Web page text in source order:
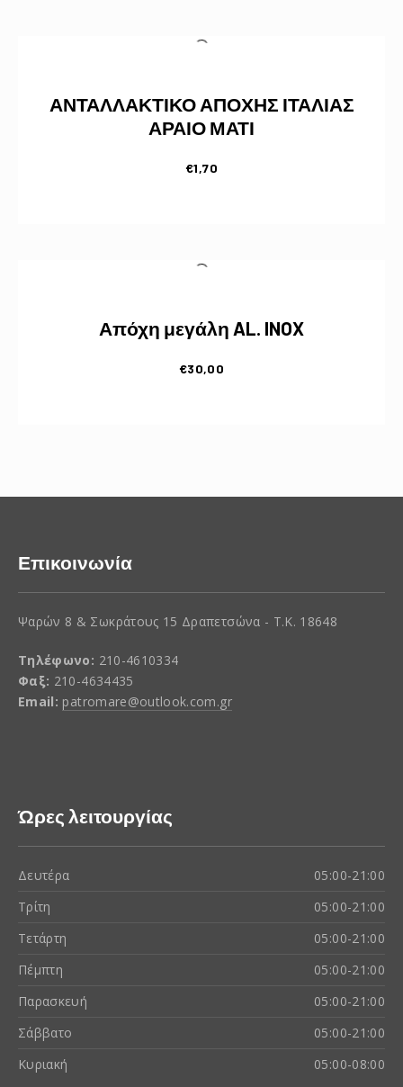
ΑΝΤΑΛΛΑΚΤΙΚΟ ΑΠΟΧΗΣ ΙΤΑΛΙΑΣ
ΑΡΑΙΟ ΜΑΤΙ
€1,70
Απόχη μεγάλη AL. INOX
€30,00
Επικοινωνία
Ψαρών 8 & Σωκράτους 15 Δραπετσώνα - Τ.Κ. 18648
Τηλέφωνο: 210-4610334
Φαξ: 210-4634435
Email: patromare@outlook.com.gr
Ώρες λειτουργίας
Δευτέρα
05:00-21:00
Τρίτη
05:00-21:00
Τετάρτη
05:00-21:00
Πέμπτη
05:00-21:00
Παρασκευή
05:00-21:00
Σάββατο
05:00-21:00
Κυριακή
05:00-08:00